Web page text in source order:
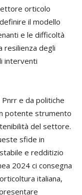
orticolo
il modello
e le difficoltà
resilienza degli
interventi
e da politiche
potente strumento
del settore.
sfide in
e redditizio
2024 ci consegna
italiana,